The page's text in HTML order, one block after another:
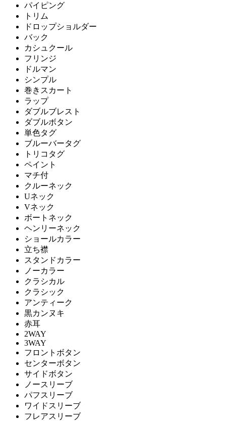
パイピング
トリム
ドロップショルダー
バック
カシュクール
フリンジ
ドルマン
シンプル
巻きスカート
ラップ
ダブルブレスト
ダブルボタン
単色タグ
ブルーバータグ
トリコタグ
ペイント
マチ付
クルーネック
Uネック
Vネック
ボートネック
ヘンリーネック
ショールカラー
立ち襟
スタンドカラー
ノーカラー
クラシカル
クラシック
アンティーク
黒カンヌキ
赤耳
2WAY
3WAY
フロントボタン
センターボタン
サイドボタン
ノースリーブ
パフスリーブ
ワイドスリーブ
フレアスリーブ